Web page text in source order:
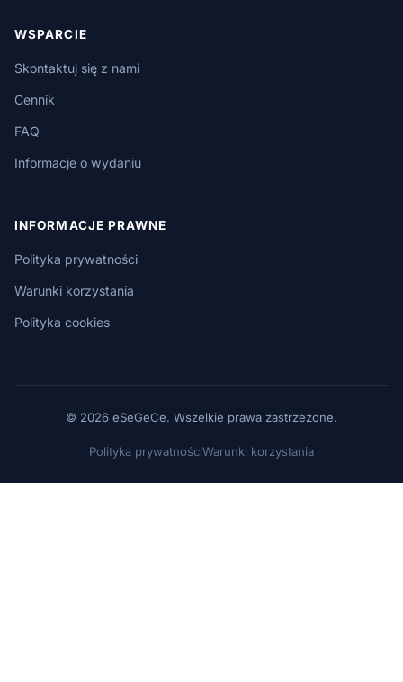
WSPARCIE
Skontaktuj się z nami
Cennik
FAQ
Informacje o wydaniu
INFORMACJE PRAWNE
Polityka prywatności
Warunki korzystania
Polityka cookies
© 2026 eSeGeCe. Wszelkie prawa zastrzeżone.
Polityka prywatnościWarunki korzystania